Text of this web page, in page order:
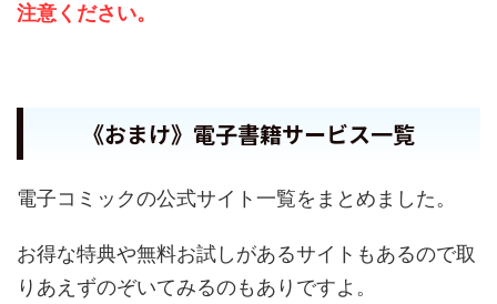
注意ください。
《おまけ》電子書籍サービス一覧
電子コミックの公式サイト一覧をまとめました。
お得な特典や無料お試しがあるサイトもあるので取
りあえずのぞいてみるのもありですよ。